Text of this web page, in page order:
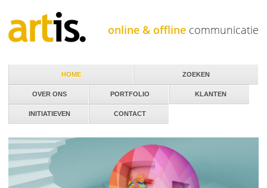
online & offline communicatie
HOME
OVER ONS PORTFOLIO KLANTEN
INITIATIEVEN CONTACT
ZOEKEN